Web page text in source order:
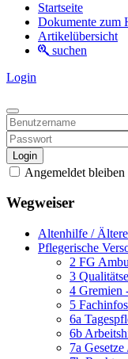
Startseite
Dokumente zum
Artikelübersicht
suchen
Login
Login
Angemeldet bleiben
Wegweiser
Altenhilfe /
Pflegerische
2 FG
3
4 Gremien
5
6a
6b
7a